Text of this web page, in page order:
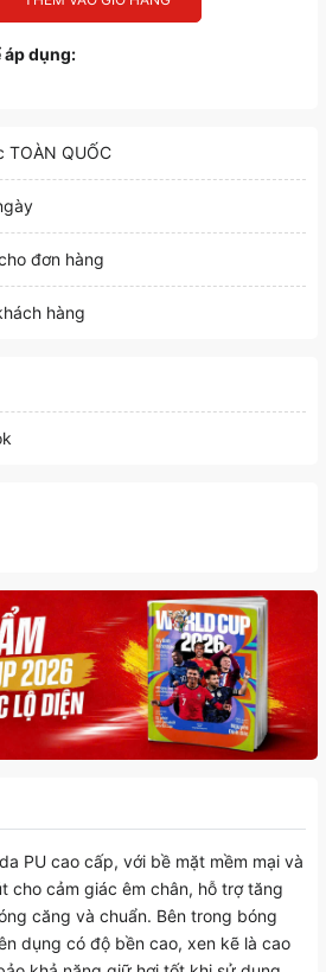
áp dụng:
TOÀN QUỐC
đơn hàng
hàng
PU cao cấp, với bề mặt mềm mại và
cho cảm giác êm chân, hỗ trợ tăng
căng và chuẩn. Bên trong bóng
dụng có độ bền cao, xen kẽ là cao